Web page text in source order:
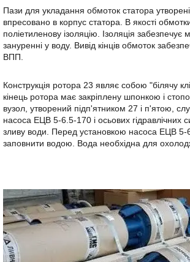
Пази для укладання обмоток статора
впресовано в корпус статора. В якості
поліетиленову ізоляцію. Ізоляція
зануренні у воду. Вивід кінців обмоток
ВПП.
Конструкція ротора 23 являє собою "білячу
кінець ротора має закріплену шпонкою і
вузол, утворений підп'ятником 27 і п'ятою,
насоса ЕЦВ 5-6.5-170 і осьових
зливу води. Перед установкою насоса ЕЦВ 5-
заповнити водою. Вода необхідна для